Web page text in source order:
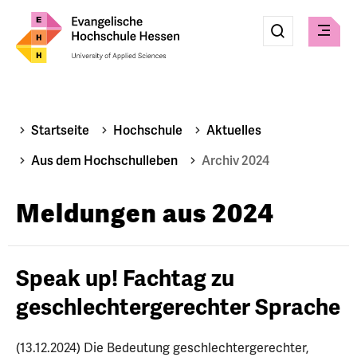
Suche
absenden
Menü
Startseite Hochschule
Aktuelles
Aus dem Hochschulleben
Archiv 2024
Meldungen aus 2024
Speak up! Fachtag zu
geschlechtergerechter Sprache
(13.12.2024) Die Bedeutung geschlechtergerechter,